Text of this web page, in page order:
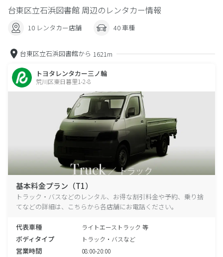
台東区立石浜図書館 周辺のレンタカー情報
10 レンタカー店舗 40 車種
台東区立石浜図書館から 1621m
トヨタレンタカー三ノ輪
荒川区東日暮里1-2-8
基本料金プラン（T1）
トラック・バスなどのレンタル、お得な割引料金や予約、乗り捨
てなどの詳細は、こちらから各店舗にお電話ください。
代表車種 ライトエーストラック 等
ボディタイプ トラック・バスなど
営業時間 08:00-20:00